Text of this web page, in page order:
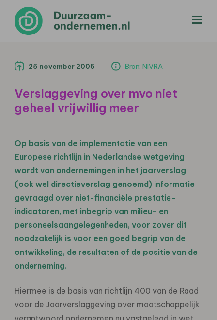
25 november 2005 Bron: NIVRA
Verslaggeving over mvo niet
geheel vrijwillig meer
Op basis van de implementatie van een
Europese richtlijn in Nederlandse wetgeving
wordt van ondernemingen in het jaarverslag
(ook wel directieverslag genoemd) informatie
gevraagd over niet-financiële prestatie-
indicatoren, met inbegrip van milieu- en
personeelsaangelegenheden, voor zover dit
noodzakelijk is voor een goed begrip van de
ontwikkeling, de resultaten of de positie van de
onderneming.
Hiermee is de basis van richtlijn 400 van de Raad
voor de Jaarverslaggeving over maatschappelijk
verantwoord ondernemen nu vastgelegd in wet.